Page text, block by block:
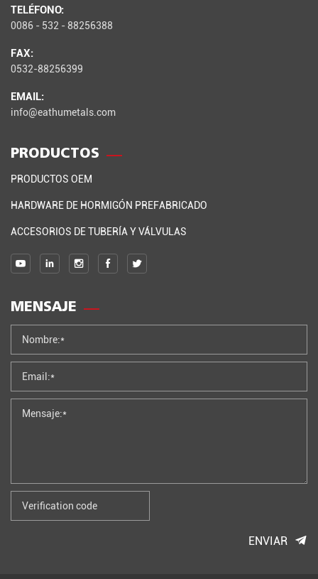
TELÉFONO:
0086 - 532 - 88256388
FAX:
0532-88256399
EMAIL:
info@eathumetals.com
PRODUCTOS
PRODUCTOS OEM
HARDWARE DE HORMIGÓN PREFABRICADO
ACCESORIOS DE TUBERÍA Y VÁLVULAS
MENSAJE
ENVIAR